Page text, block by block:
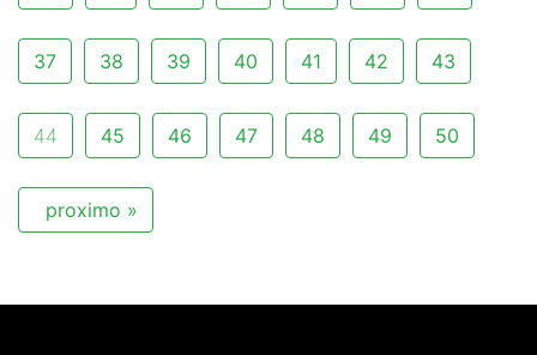
37 38 39 40 41 42 43
44 45 46 47 48 49 50
proximo »